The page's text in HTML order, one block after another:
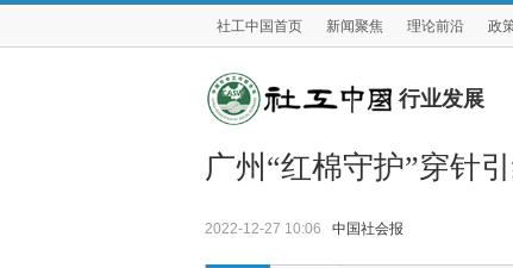
社工中国首页 新闻聚焦 理论前沿 政
行业发展
广州“红棉守护”穿针
2022-12-27 10:06 中国社会报